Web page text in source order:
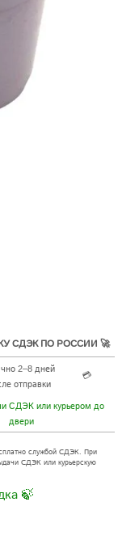
СДЭК ПО РОССИИ 🚀
2–8 дней
отправки
💳
СДЭК или курьером до
двери
службой СДЭК. При
СДЭК или курьерскую
🍃